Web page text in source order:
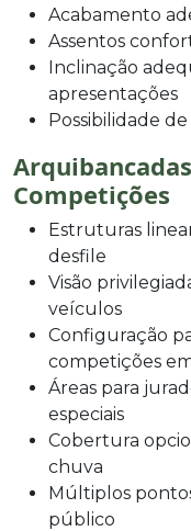
Acabamento
Assentos
Inclinação
apresentações
Possibilidade
Competições
Estruturas
desfile
Visão
veículos
Configuração
competições
Áreas para
especiais
Cobertura
chuva
Múltiplos
público